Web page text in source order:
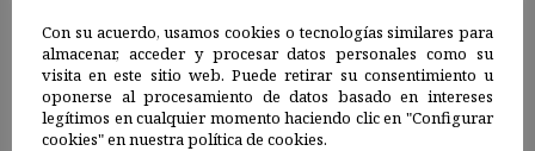
Con su acuerdo, usamos cookies o tecnologías similares para
almacenar, acceder y procesar datos personales como su
visita en este sitio web. Puede retirar su consentimiento u
oponerse al procesamiento de datos basado en intereses
legítimos en cualquier momento haciendo clic en "Configurar
cookies" en nuestra política de cookies.